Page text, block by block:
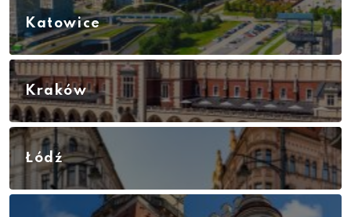
Katowice
Kraków
Łódź